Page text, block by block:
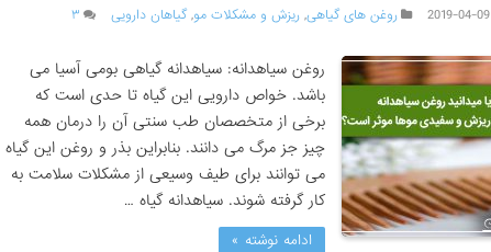
2019-04-09 روغن های گیاهی, ریزش و مشکلات مو, گیاهان دارویی
۳
روغن سیاهدانه: سیاهدانه گیاهی بومی آسیا می
باشد. خواص دارویی این گیاه تا حدی است که
برخی از متخصصان طب سنتی آن را درمان همه
چیز جز مرگ می دانند. بنابراین بذر و روغن این گیاه
می توانند برای طیف وسیعی از مشکلات سلامت به
کار گرفته شوند. سیاهدانه گیاه …
ادامه نوشته »